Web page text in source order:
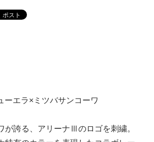
エラ×ミツバサンコーワ
が誇る、アリーナⅢのロゴを刺繍。
)